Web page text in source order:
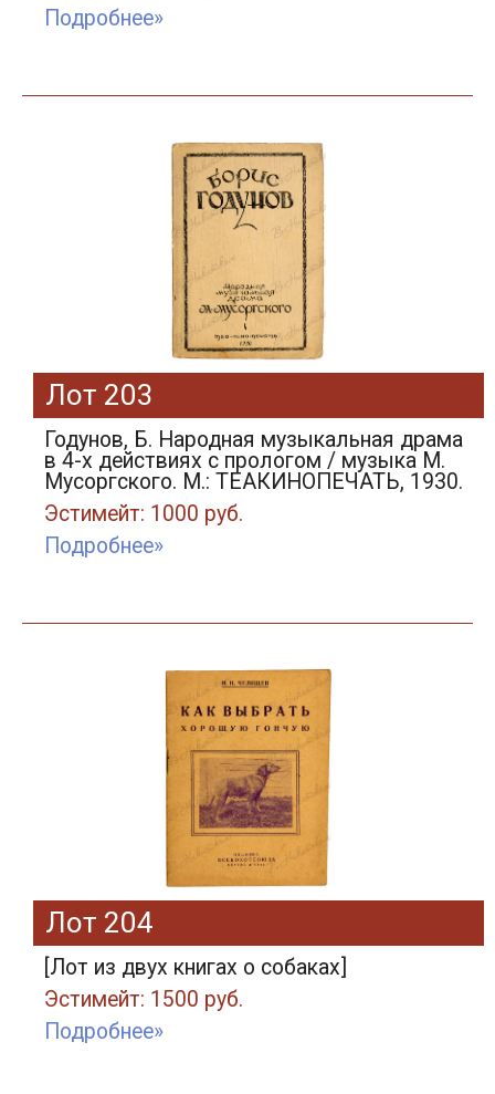
Подробнее»
Лот 203
Годунов, Б. Народная музыкальная драма
в 4-х действиях с прологом / музыка М.
Мусоргского. М.: ТЕАКИНОПЕЧАТЬ, 1930.
Эстимейт: 1000 руб.
Подробнее»
Лот 204
[Лот из двух книгах о собаках]
Эстимейт: 1500 руб.
Подробнее»